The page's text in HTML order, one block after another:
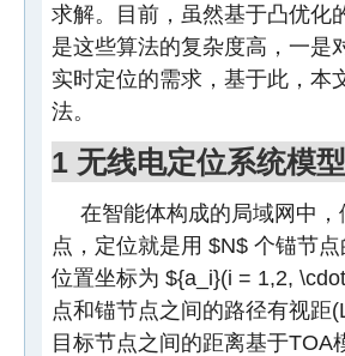
求解。目前，虽然基于凸优化
是这些算法的复杂度高，一是
实时定位的需求，基于此，本
法。
1 无线电定位系统模型
在智能体构成的局域网中
点，定位就是用 $N$ 个锚节
位置坐标为 ${a_i}(i = 1,2,
点和锚节点之间的路径有视
目标节点之间的距离基于TOA